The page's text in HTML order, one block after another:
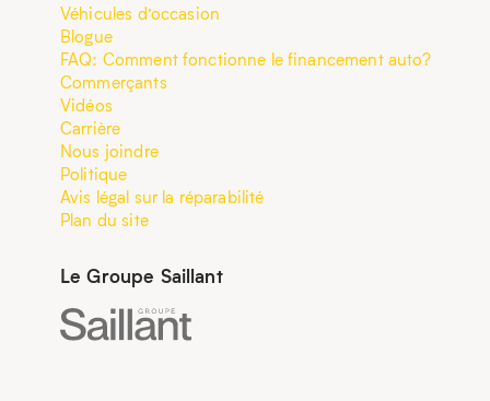
Véhicules d’occasion
Blogue
FAQ: Comment fonctionne le financement auto?
Commerçants
Vidéos
Carrière
Nous joindre
Politique
Avis légal sur la réparabilité
Plan du site
Le Groupe Saillant